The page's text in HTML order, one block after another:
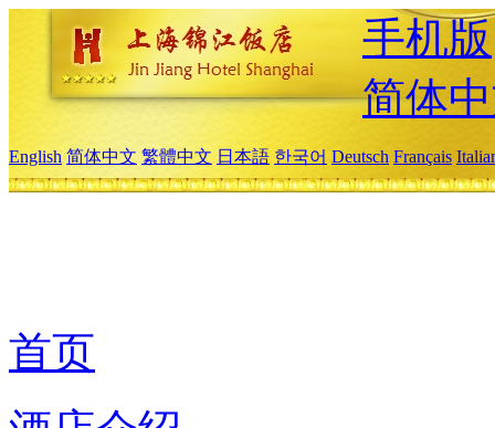
手机版
简体
English 简体中文 繁體中文 日本語 한국어 Deutsch Français
首页